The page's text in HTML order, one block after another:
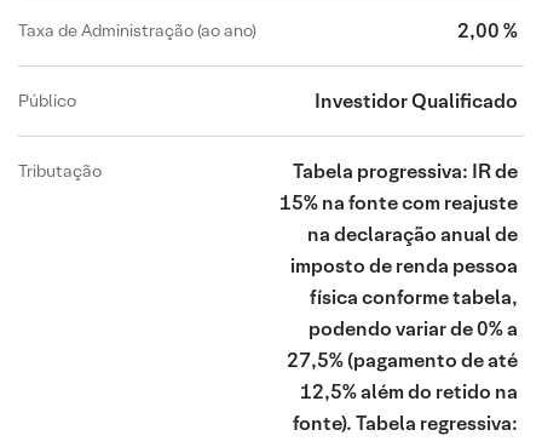
Taxa de Administração (ao ano) 2,00 %
Público Investidor Qualificado
Tributação
Tabela progressiva: IR de
15% na fonte com reajuste
na declaração anual de
imposto de renda pessoa
física conforme tabela,
podendo variar de 0% a
27,5% (pagamento de até
12,5% além do retido na
fonte). Tabela regressiva: